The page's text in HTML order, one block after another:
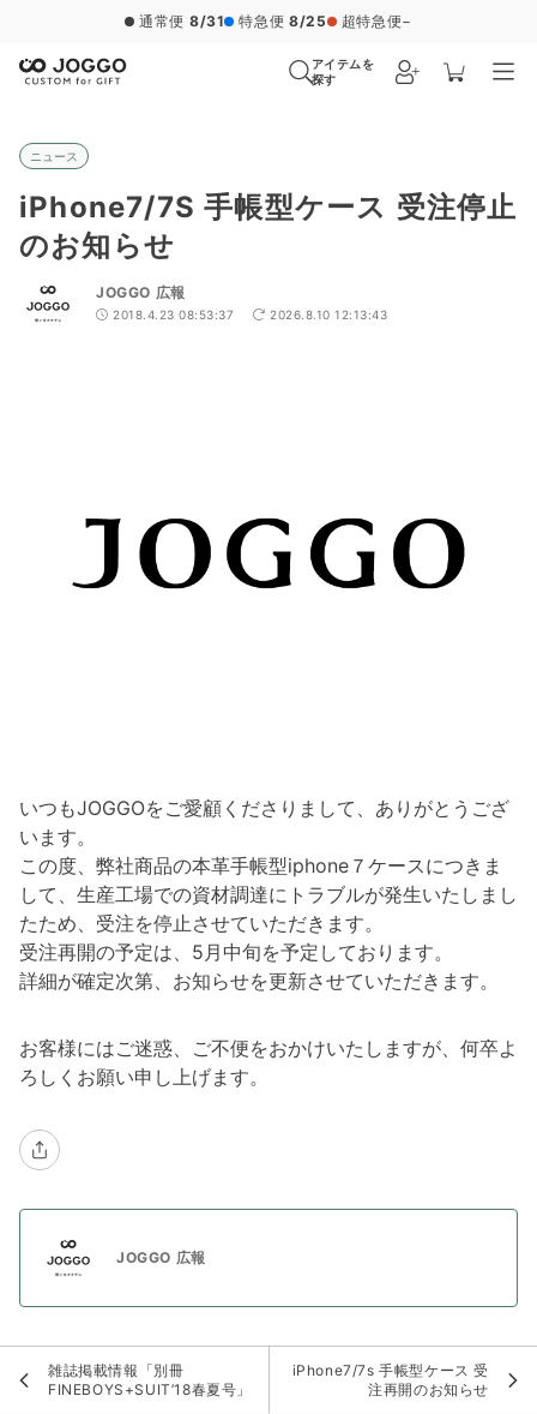
通常便 8/31 特急便 8/25 超特急便−
アイテムを
探す
ニュース
iPhone7/7S 手帳型ケース 受注停止
のお知らせ
JOGGO 広報
2018.4.23 08:53:37 2026.8.10 12:13:43
いつもJOGGOをご愛顧くださりまして、ありがとうござ
います。
この度、弊社商品の本革手帳型iphone７ケースにつきま
して、生産工場での資材調達にトラブルが発生いたしまし
たため、受注を停止させていただきます。
受注再開の予定は、5月中旬を予定しております。
詳細が確定次第、お知らせを更新させていただきます。
お客様にはご迷惑、ご不便をおかけいたしますが、何卒よ
ろしくお願い申し上げます。
JOGGO 広報
雑誌掲載情報「別冊
FINEBOYS+SUIT’18春夏号」
iPhone7/7s 手帳型ケース 受
注再開のお知らせ